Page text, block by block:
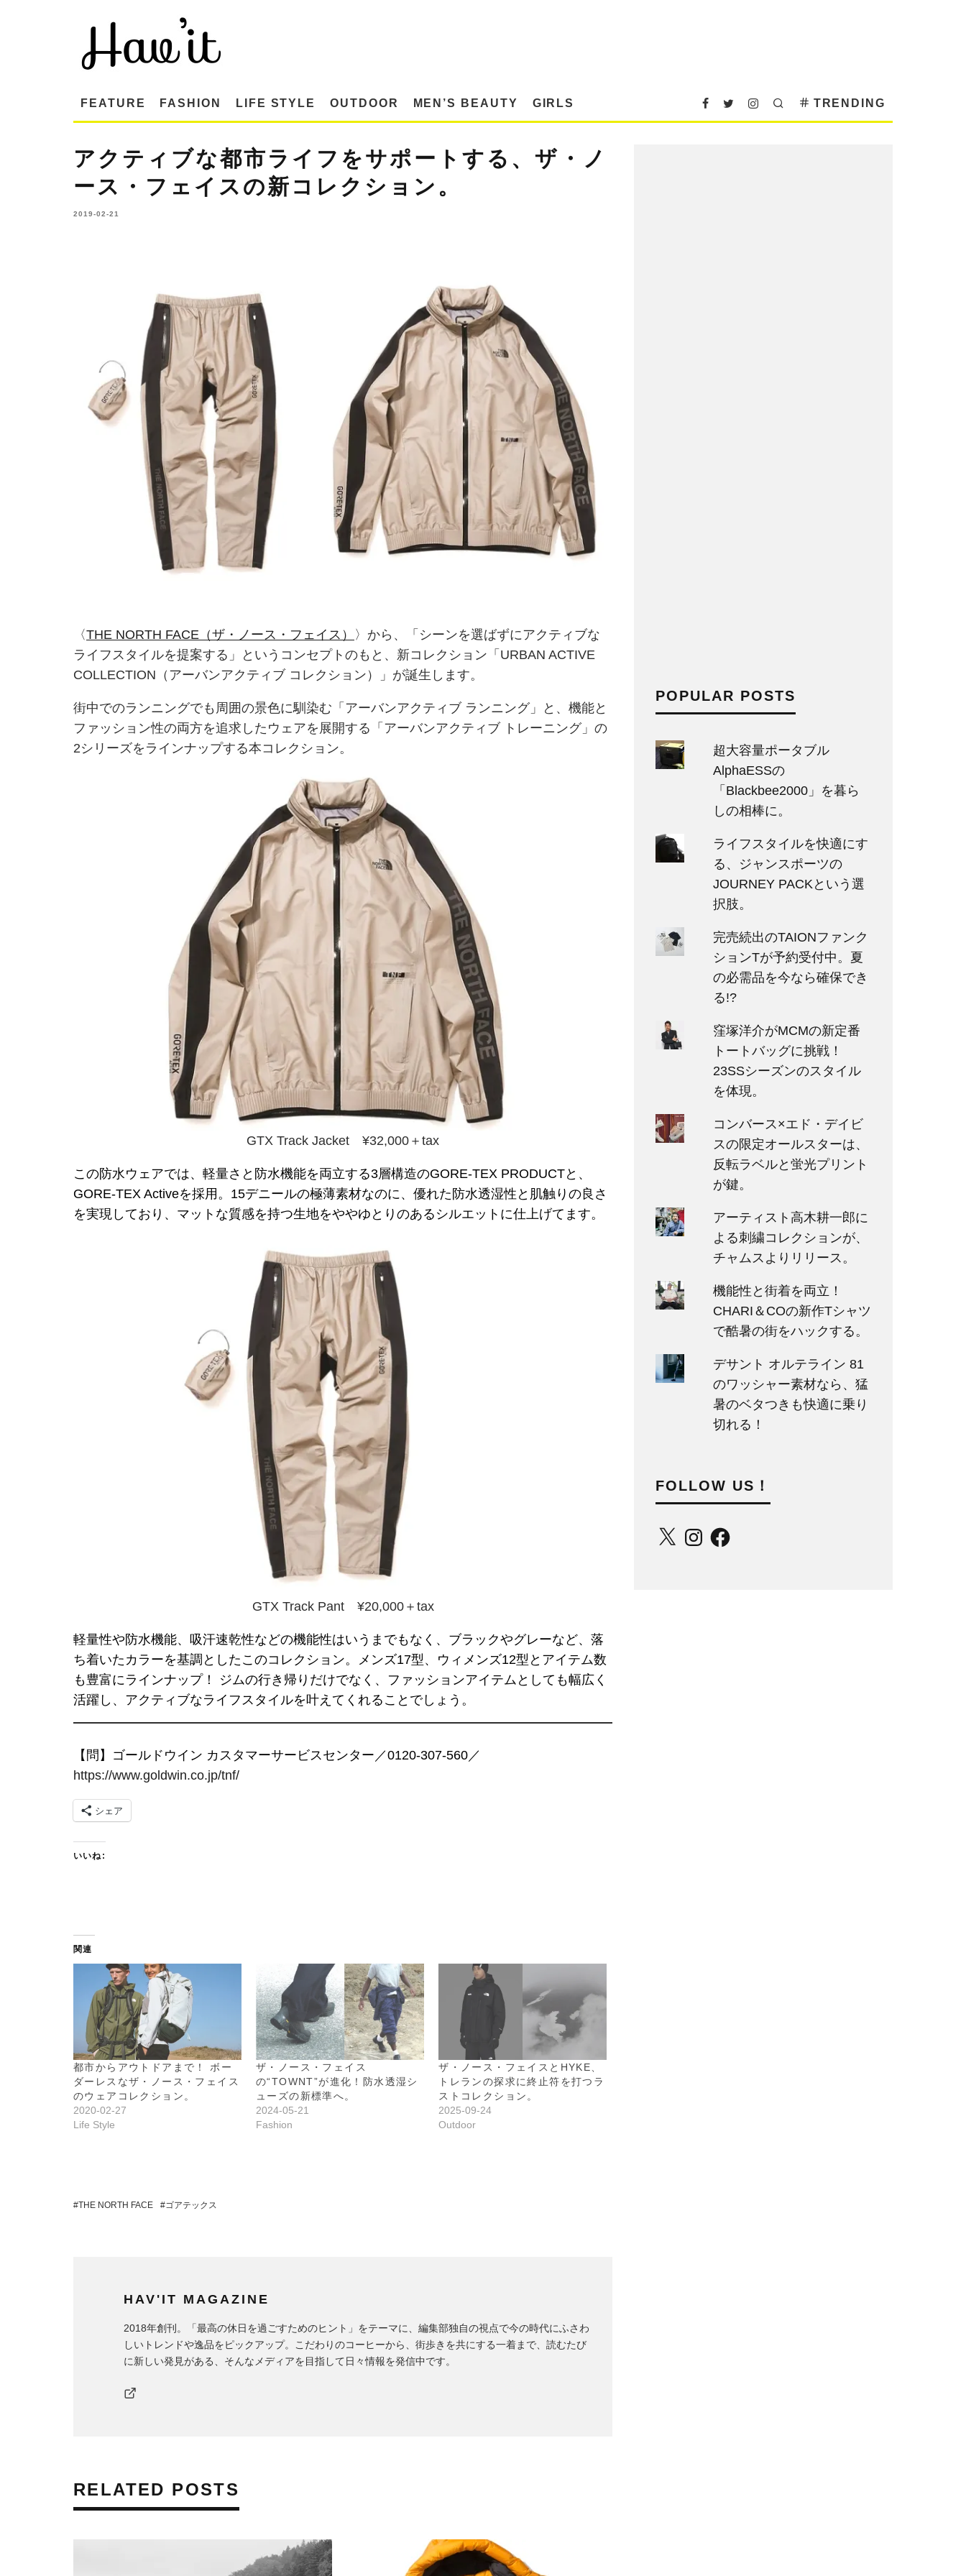
FEATURE FASHION LIFE STYLE OUTDOOR MEN’S BEAUTY GIRLS TRENDING
アクティブな都市ライフをサポートする、ザ・ノ
ース・フェイスの新コレクション。
2019-02-21
〈THE NORTH FACE（ザ・ノース・フェイス） 〉から、「シーンを選ばずにアクティブな
ライフスタイルを提案する」というコンセプトのもと、新コレクション「URBAN ACTIVE
COLLECTION（アーバンアクティブ コレクション）」が誕生します。
街中でのランニングでも周囲の景色に馴染む「アーバンアクティブ ランニング」と、機能と
ファッション性の両方を追求したウェアを展開する「アーバンアクティブ トレーニング」の
2シリーズをラインナップする本コレクション。
GTX Track Jacket ¥32,000＋tax
この防水ウェアでは、軽量さと防水機能を両立する3層構造のGORE-TEX PRODUCTと、
GORE-TEX Activeを採用。15デニールの極薄素材なのに、優れた防水透湿性と肌触りの良さ
を実現しており、マットな質感を持つ生地をややゆとりのあるシルエットに仕上げてます。
GTX Track Pant ¥20,000＋tax
軽量性や防水機能、吸汗速乾性などの機能性はいうまでもなく、ブラックやグレーなど、落
ち着いたカラーを基調としたこのコレクション。メンズ17型、ウィメンズ12型とアイテム数
も豊富にラインナップ！ ジムの行き帰りだけでなく、ファッションアイテムとしても幅広く
活躍し、アクティブなライフスタイルを叶えてくれることでしょう。
【問】ゴールドウイン カスタマーサービスセンター／0120-307-560／
https://www.goldwin.co.jp/tnf/
シェア
いいね:
関連
都市からアウトドアまで！ ボー
ダーレスなザ・ノース・フェイス
のウェアコレクション。
2020-02-27
Life Style
ザ・ノース・フェイス
の“TOWNT”が進化！防水透湿シ
ューズの新標準へ。
2024-05-21
Fashion
ザ・ノース・フェイスとHYKE、
トレランの探求に終止符を打つラ
ストコレクション。
2025-09-24
Outdoor
THE NORTH FACE ゴアテックス
HAV'IT MAGAZINE
2018年創刊。「最高の休日を過ごすためのヒント」をテーマに、編集部独自の視点で今の時代にふさわ
しいトレンドや逸品をピックアップ。こだわりのコーヒーから、街歩きを共にする一着まで、読むたび
に新しい発見がある、そんなメディアを目指して日々情報を発信中です。
RELATED POSTS
POPULAR POSTS
超大容量ポータブル
AlphaESSの
「Blackbee2000」を暮ら
しの相棒に。
ライフスタイルを快適にす
る、ジャンスポーツの
JOURNEY PACKという選
択肢。
完売続出のTAIONファンク
ションTが予約受付中。夏
の必需品を今なら確保でき
る!?
窪塚洋介がMCMの新定番
トートバッグに挑戦！
23SSシーズンのスタイル
を体現。
コンバース×エド・デイビ
スの限定オールスターは、
反転ラベルと蛍光プリント
が鍵。
アーティスト高木耕一郎に
よる刺繍コレクションが、
チャムスよりリリース。
機能性と街着を両立！
CHARI＆COの新作Tシャツ
で酷暑の街をハックする。
デサント オルテライン 81
のワッシャー素材なら、猛
暑のベタつきも快適に乗り
切れる！
FOLLOW US！
X InstagramFacebook